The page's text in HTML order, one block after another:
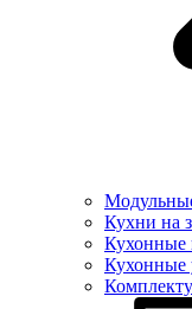
Кухни на
Кухонные
Кухонные